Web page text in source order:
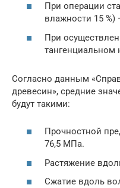
При операции
влажности 15 %)
При
тангенциальном
Согласно данным
древесин», средние
будут такими:
Прочностной
76,5 МПа.
Растяжение
Сжатие вдоль